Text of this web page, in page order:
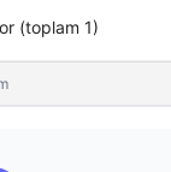
(toplam 1)